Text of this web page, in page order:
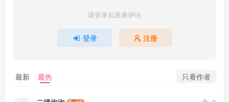
请登录后发表评论
登录 注册
最新 最热 只看作者